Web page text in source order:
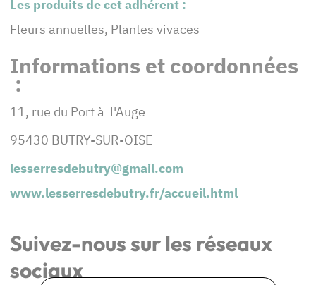
Les produits de cet adhérent :
Fleurs annuelles, Plantes vivaces
Informations et coordonnées
:
11, rue du Port à l'Auge
95430 BUTRY-SUR-OISE
lesserresdebutry@gmail.com
www.lesserresdebutry.fr/accueil.html
Suivez-nous sur les réseaux
sociaux